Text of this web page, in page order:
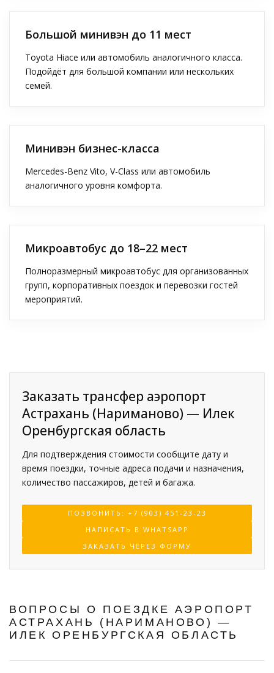
Большой минивэн до 11 мест
Toyota Hiace или автомобиль аналогичного класса.
Подойдёт для большой компании или нескольких
семей.
Минивэн бизнес-класса
Mercedes-Benz Vito, V-Class или автомобиль
аналогичного уровня комфорта.
Микроавтобус до 18–22 мест
Полноразмерный микроавтобус для организованных
групп, корпоративных поездок и перевозки гостей
мероприятий.
Заказать трансфер аэропорт
Астрахань (Нариманово) — Илек
Оренбургская область
Для подтверждения стоимости сообщите дату и
время поездки, точные адреса подачи и назначения,
количество пассажиров, детей и багажа.
ПОЗВОНИТЬ: +7 (903) 451-23-23
НАПИСАТЬ В WHATSAPP
ЗАКАЗАТЬ ЧЕРЕЗ ФОРМУ
ВОПРОСЫ О ПОЕЗДКЕ АЭРОПОРТ
АСТРАХАНЬ (НАРИМАНОВО) —
ИЛЕК ОРЕНБУРГСКАЯ ОБЛАСТЬ